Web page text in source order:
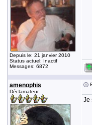
Depuis le: 21 janvier 2010
Status actuel: Inactif
Messages: 6872
amenophis
Déclamateur
Je